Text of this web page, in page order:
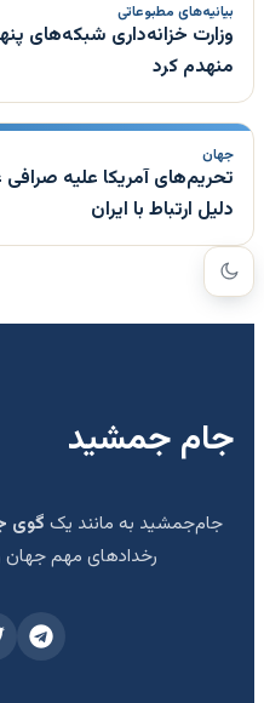
بیانیه‌های مطبوعاتی
وزارت خزانه‌داری شبکه‌های
منهدم کرد
جهان
تحریم‌های آمریکا علیه
دلیل ارتباط با ایران
جام جمشید
جام‌جمشید به مانند یک گوی
رخدادهای مهم جهان